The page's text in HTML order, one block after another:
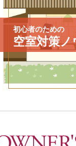
初心者のための
空室対策